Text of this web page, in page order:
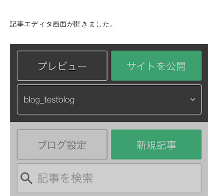
記事エディタ画面が開きました。